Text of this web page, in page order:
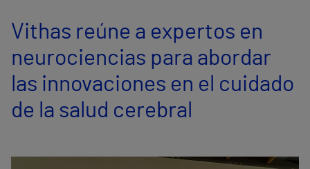
Servicios de salud
Equipo médico y asistencial
Vithas reúne a expertos en
neurociencias para abordar
las innovaciones en el cuidado
de la salud cerebral